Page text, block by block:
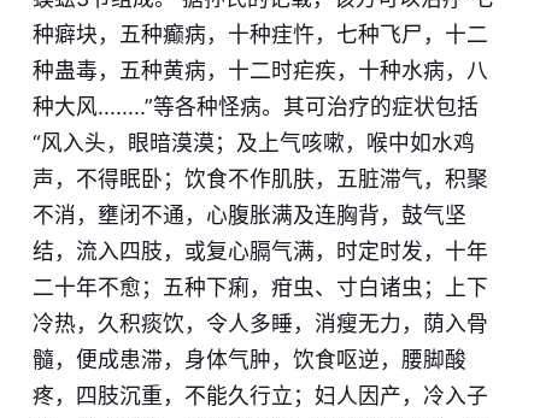
种癖块，五种癫病，十种疰忤，七种飞尸，十二
种蛊毒，五种黄病，十二时疟疾，十种水病，八
种大风........”等各种怪病。其可治疗的症状包括
“风入头，眼暗漠漠；及上气咳嗽，喉中如水鸡
声，不得眠卧；饮食不作肌肤，五脏滞气，积聚
不消，壅闭不通，心腹胀满及连胸背，鼓气坚
结，流入四肢，或复心膈气满，时定时发，十年
二十年不愈；五种下痢，疳虫、寸白诸虫；上下
冷热，久积痰饮，令人多睡，消瘦无力， 荫入骨
髓，便成患滞，身体气肿，饮食呕逆，腰脚酸
疼，四肢沉重，不能久行立；妇人因产，冷入子